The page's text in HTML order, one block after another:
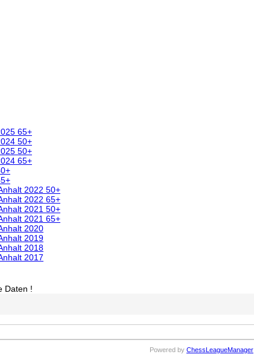
65+
50+
50+
65+
2022 50+
2022 65+
2021 50+
2021 65+
2020
2019
2018
2017
Daten !
Powered by ChessLeagueManager